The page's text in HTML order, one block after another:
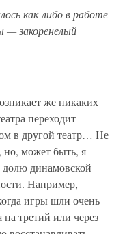
как-либо в работе
— закоренелый
же никаких
переходит
в другой театр… Не
но, может быть, я
долю динамовской
Например,
игры шли очень
на третий или через